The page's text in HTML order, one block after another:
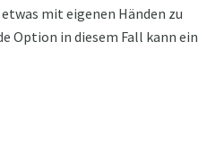
mit eigenen Händen zu
Option in diesem Fall kann ein